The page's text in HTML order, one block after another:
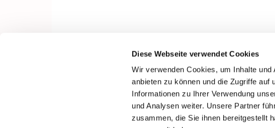
Diese Webseite verwendet Cookies
Wir verwenden Cookies, um Inhalte
anbieten zu können und die Zugriffe
Informationen zu Ihrer Verwendung
und Analysen weiter. Unsere Partner
zusammen, die Sie ihnen bereitgestellt